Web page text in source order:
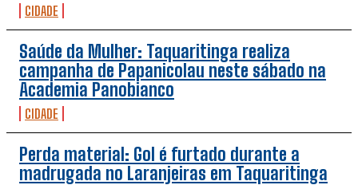
CIDADE
Saúde da Mulher: Taquaritinga realiza
campanha de Papanicolau neste sábado na
Academia Panobianco
CIDADE
Perda material: Gol é furtado durante a
madrugada no Laranjeiras em Taquaritinga